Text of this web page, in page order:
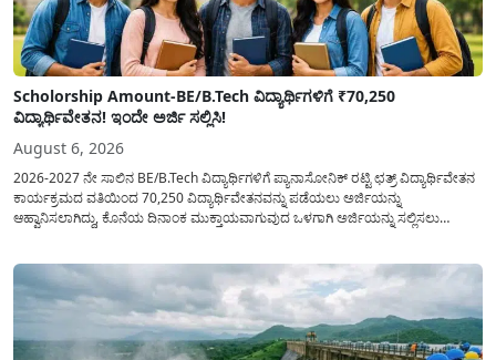
Scholorship Amount-BE/B.Tech ವಿದ್ಯಾರ್ಥಿಗಳಿಗೆ ₹70,250
ವಿದ್ಯಾರ್ಥಿವೇತನ! ಇಂದೇ ಅರ್ಜಿ ಸಲ್ಲಿಸಿ!
August 6, 2026
2026-2027 ನೇ ಸಾಲಿನ BE/B.Tech ವಿದ್ಯಾರ್ಥಿಗಳಿಗೆ ಪ್ಯಾನಾಸೋನಿಕ್ ರಟ್ಟಿ ಛತ್ರ್ ವಿದ್ಯಾರ್ಥಿವೇತನ
ಕಾರ್ಯಕ್ರಮದ ವತಿಯಿಂದ 70,250 ವಿದ್ಯಾರ್ಥಿವೇತನವನ್ನು ಪಡೆಯಲು ಅರ್ಜಿಯನ್ನು
ಆಹ್ವಾನಿಸಲಾಗಿದ್ದು, ಕೊನೆಯ ದಿನಾಂಕ ಮುಕ್ತಾಯವಾಗುವುದ ಒಳಗಾಗಿ ಅರ್ಜಿಯನ್ನು ಸಲ್ಲಿಸಲು
ಜಾರಿಗೆ...